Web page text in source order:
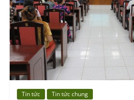
Vocational
Education
Center
Tin tức Tin tức chung